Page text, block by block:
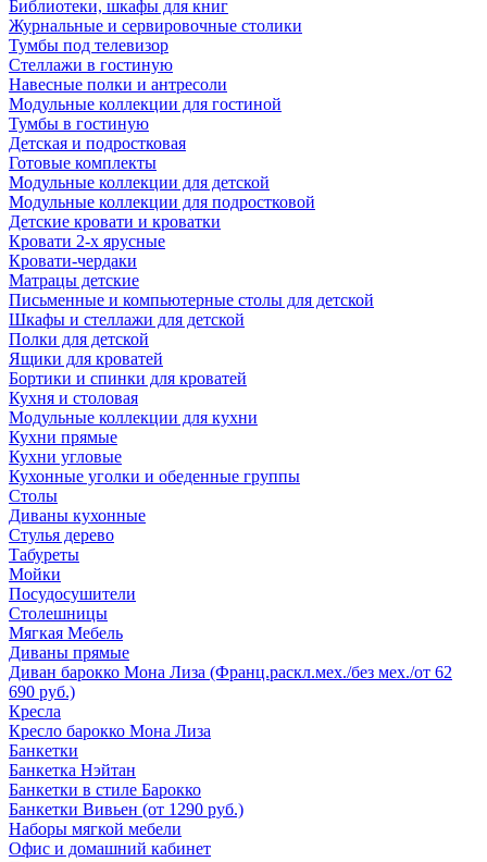
Библиотеки, шкафы для книг
Журнальные и сервировочные столики
Тумбы под телевизор
Стеллажи в гостиную
Навесные полки и антресоли
Модульные коллекции для гостиной
Тумбы в гостиную
Детская и подростковая
Готовые комплекты
Модульные коллекции для детской
Модульные коллекции для подростковой
Детские кровати и кроватки
Кровати 2-х ярусные
Кровати-чердаки
Матрацы детские
Письменные и компьютерные столы для детской
Шкафы и стеллажи для детской
Полки для детской
Ящики для кроватей
Бортики и спинки для кроватей
Кухня и столовая
Модульные коллекции для кухни
Кухни прямые
Кухни угловые
Кухонные уголки и обеденные группы
Столы
Диваны кухонные
Стулья дерево
Табуреты
Мойки
Посудосушители
Столешницы
Мягкая Мебель
Диваны прямые
Диван барокко Мона Лиза (Франц.раскл.мех./без мех./от 62
690 руб.)
Кресла
Кресло барокко Мона Лиза
Банкетки
Банкетка Нэйтан
Банкетки в стиле Барокко
Банкетки Вивьен (от 1290 руб.)
Наборы мягкой мебели
Офис и домашний кабинет